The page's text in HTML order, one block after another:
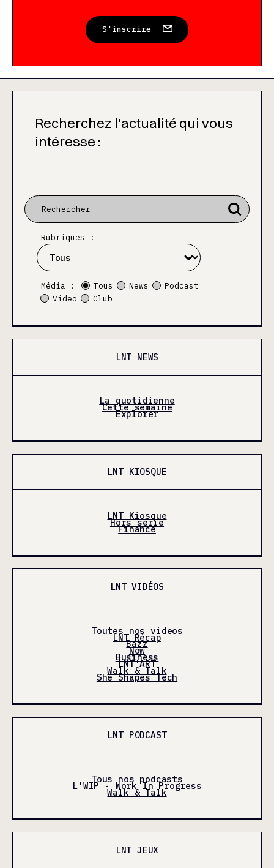
S'inscrire
Recherchez l'actualité qui vous
intéresse :
Rubriques :
Média : Tous News
Podcast
Video
Club
LNT NEWS
La quotidienne
Cette semaine
Explorer
LNT KIOSQUE
LNT Kiosque
Hors série
Finance
LNT VIDÉOS
Toutes nos videos
LNT Récap
Bazz
Now
Business
LNT'ART
Walk & Talk
She Shapes Tech
LNT PODCAST
Tous nos podcasts
L'WIP - Work In Progress
Walk & Talk
LNT JEUX